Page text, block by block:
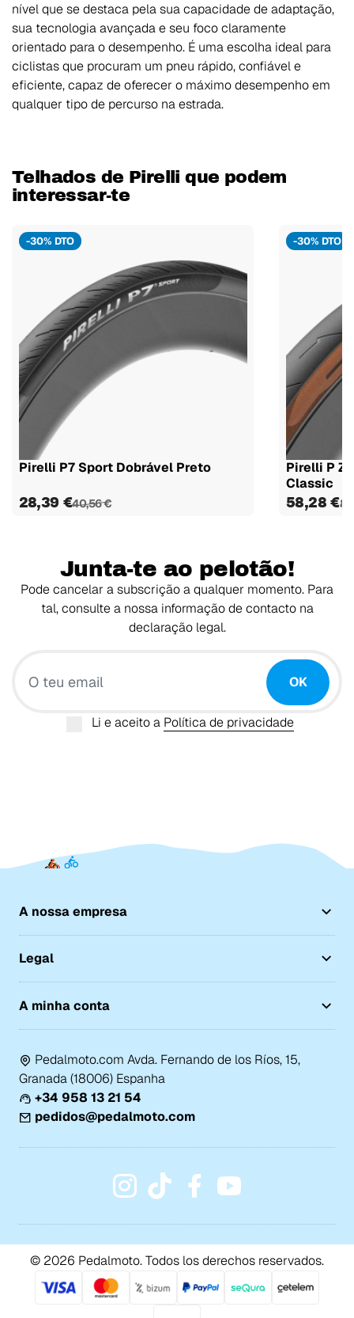
nível que se destaca pela sua capacidade de adaptação,
sua tecnologia avançada e seu foco claramente
orientado para o desempenho. É uma escolha ideal para
ciclistas que procuram um pneu rápido, confiável e
eficiente, capaz de oferecer o máximo desempenho em
qualquer tipo de percurso na estrada.
Telhados de Pirelli que podem
interessar-te
-30% DTO
Pirelli P7 Sport Dobrável Preto
28,39 €40,56 €
-30% DTO
Pirelli P
Classic
58,28 €
Junta-te ao pelotão!
Pode cancelar a subscrição a qualquer momento. Para
tal, consulte a nossa informação de contacto na
declaração legal.
OK
Li e aceito a Política de privacidade
A nossa empresa
Legal
A minha conta
Pedalmoto.com Avda. Fernando de los Ríos, 15,
Granada (18006) Espanha
+34 958 13 21 54
pedidos@pedalmoto.com
© 2026 Pedalmoto. Todos los derechos reservados.